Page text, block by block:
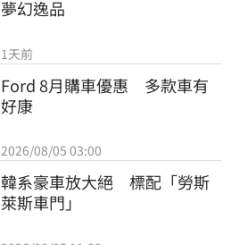
夢幻逸品
1天前
Ford 8月購車優惠　多款車有
好康
2026/08/05 03:00
韓系豪車放大絕　標配「勞斯
萊斯車門」